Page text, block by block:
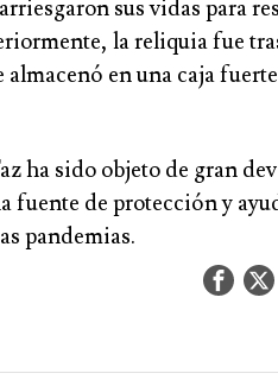
sus vidas para
la reliquia fue
en una caja
ha sido objeto de gran
fuente de protección y
pandemias.